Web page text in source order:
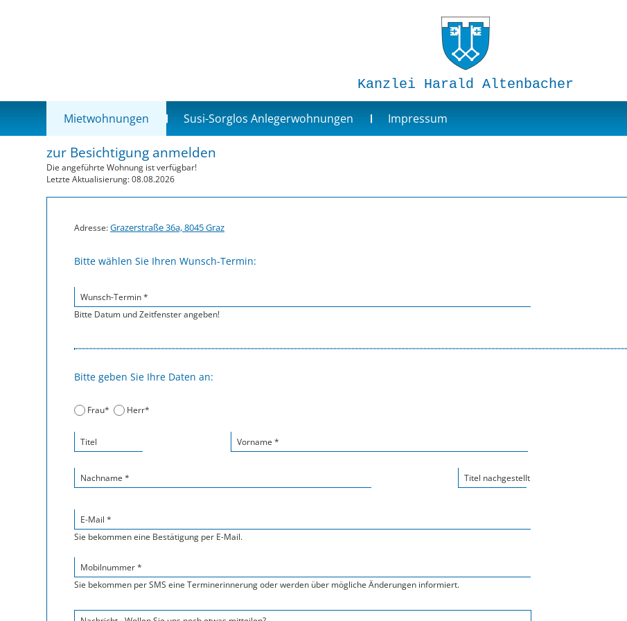
Kanzlei Harald Altenbacher
Mietwohnungen Susi-Sorglos Anlegerwohnungen Impressum
zur Besichtigung anmelden
Die angeführte Wohnung ist verfügbar!
Letzte Aktualisierung: 08.08.2026
Adresse:Grazerstraße 36a, 8045 Graz
Bitte wählen Sie Ihren Wunsch-Termin:
Wunsch-Termin *
Bitte Datum und Zeitfenster angeben!
Bitte geben Sie Ihre Daten an:
Frau* Herr*
Titel Vorname *
Nachname * Titel nachgestellt
E-Mail *
Sie bekommen eine Bestätigung per E-Mail.
Mobilnummer *
Sie bekommen per SMS eine Terminerinnerung oder werden über mögliche Änderungen informiert.